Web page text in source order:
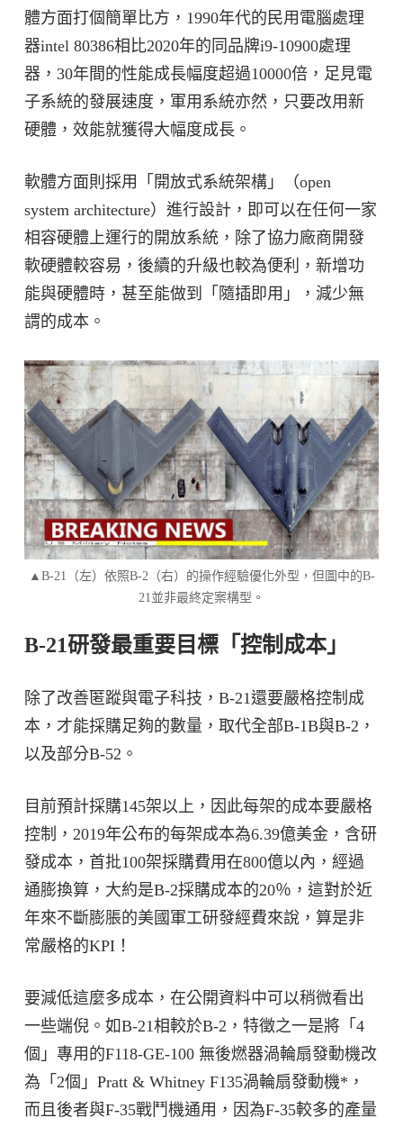
體方面打個簡單比方，1990年代的民用電腦處理
器intel 80386相比2020年的同品牌i9-10900處理
器，30年間的性能成長幅度超過10000倍，足見電
子系統的發展速度，軍用系統亦然，只要改用新
硬體，效能就獲得大幅度成長。
軟體方面則採用「開放式系統架構」（open
system architecture）進行設計，即可以在任何一家
相容硬體上運行的開放系統，除了協力廠商開發
軟硬體較容易，後續的升級也較為便利，新增功
能與硬體時，甚至能做到「隨插即用」，減少無
謂的成本。
▲B-21（左）依照B-2（右）的操作經驗優化外型，但圖中的B-
21並非最終定案構型。
B-21研發最重要目標「控制成本」
除了改善匿蹤與電子科技，B-21還要嚴格控制成
本，才能採購足夠的數量，取代全部B-1B與B-2，
以及部分B-52。
目前預計採購145架以上，因此每架的成本要嚴格
控制，2019年公布的每架成本為6.39億美金，含研
發成本，首批100架採購費用在800億以內，經過
通膨換算，大約是B-2採購成本的20％，這對於近
年來不斷膨脹的美國軍工研發經費來說，算是非
常嚴格的KPI！
要減低這麼多成本，在公開資料中可以稍微看出
一些端倪。如B-21相較於B-2，特徵之一是將「4
個」專用的F118-GE-100 無後燃器渦輪扇發動機改
為「2個」Pratt & Whitney F135渦輪扇發動機*，
而且後者與F-35戰鬥機通用，因為F-35較多的產量